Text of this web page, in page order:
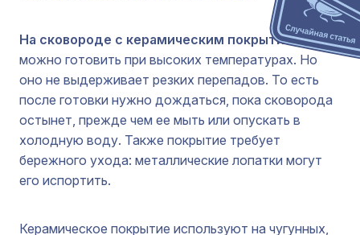
На сковороде с керамическим покрытием
можно готовить при высоких температурах. Но
оно не выдерживает резких перепадов. То есть
после готовки нужно дождаться, пока сковорода
остынет, прежде чем ее мыть или опускать в
холодную воду. Также покрытие требует
бережного ухода: металлические лопатки могут
его испортить.
Керамическое покрытие используют на чугунных,